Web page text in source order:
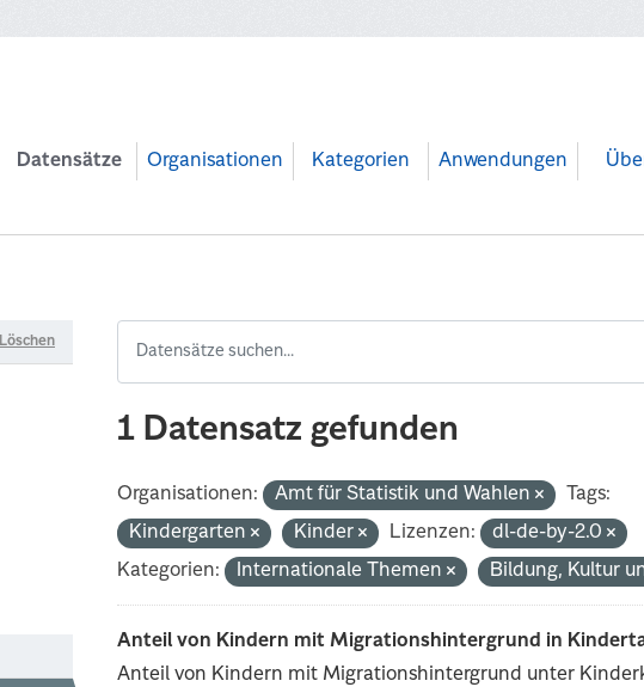
Datensätze Organisationen Kategorien Anwendungen
Löschen
1 Datensatz gefunden
Organisationen: Amt für Statistik und Wahlen
Tags:
Kindergarten
Kinder Lizenzen:
dl-de-by-2.0
Kategorien:
Internationale Themen Bildung, Kultur
Anteil von Kindern mit Migrationshintergrund in
Anteil von Kindern mit Migrationshintergrund unter